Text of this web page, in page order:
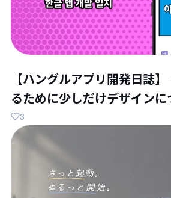
【ハングルアプリ開発日誌
るために少しだけデザインに
3